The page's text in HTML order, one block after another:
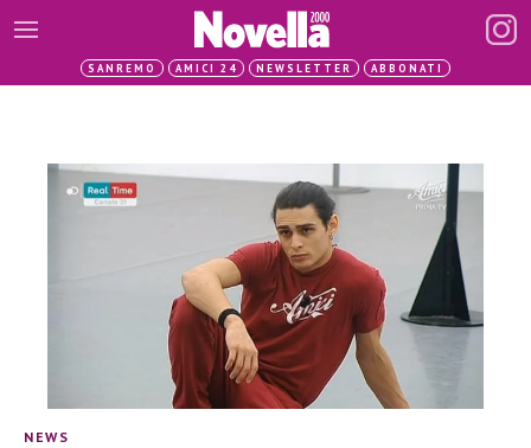
SANREMO AMICI 24 NEWSLETTER ABBONATI
NEWS